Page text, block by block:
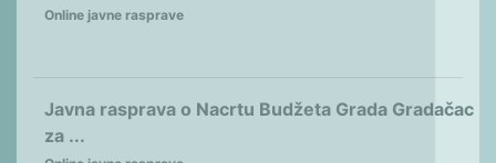
Online javne rasprave
Javna rasprava o Nacrtu Budžeta Grada Gradačac
za ...